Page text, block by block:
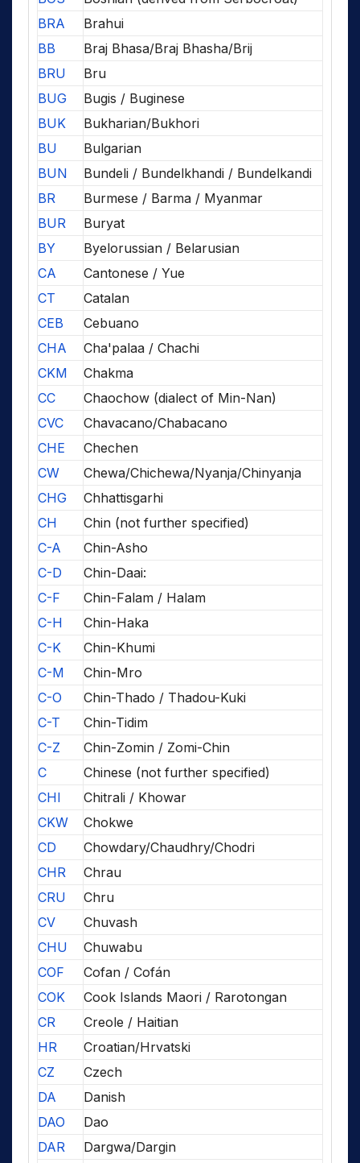
BRA
Brahui
BB
Braj Bhasa/Braj Bhasha/Brij
BRU
Bru
BUG
Bugis / Buginese
BUK
Bukharian/Bukhori
BU
Bulgarian
BUN
Bundeli / Bundelkhandi / Bundelkandi
BR
Burmese / Barma / Myanmar
BUR
Buryat
BY
Byelorussian / Belarusian
CA
Cantonese / Yue
CT
Catalan
CEB
Cebuano
CHA
Cha'palaa / Chachi
CKM
Chakma
CC
Chaochow (dialect of Min-Nan)
CVC
Chavacano/Chabacano
CHE
Chechen
CW
Chewa/Chichewa/Nyanja/Chinyanja
CHG
Chhattisgarhi
CH
Chin (not further specified)
C-A
Chin-Asho
C-D
Chin-Daai:
C-F
Chin-Falam / Halam
C-H
Chin-Haka
C-K
Chin-Khumi
C-M
Chin-Mro
C-O
Chin-Thado / Thadou-Kuki
C-T
Chin-Tidim
C-Z
Chin-Zomin / Zomi-Chin
C
Chinese (not further specified)
CHI
Chitrali / Khowar
CKW
Chokwe
CD
Chowdary/Chaudhry/Chodri
CHR
Chrau
CRU
Chru
CV
Chuvash
CHU
Chuwabu
COF
Cofan / Cofán
COK
Cook Islands Maori / Rarotongan
CR
Creole / Haitian
HR
Croatian/Hrvatski
CZ
Czech
DA
Danish
DAO
Dao
DAR
Dargwa/Dargin